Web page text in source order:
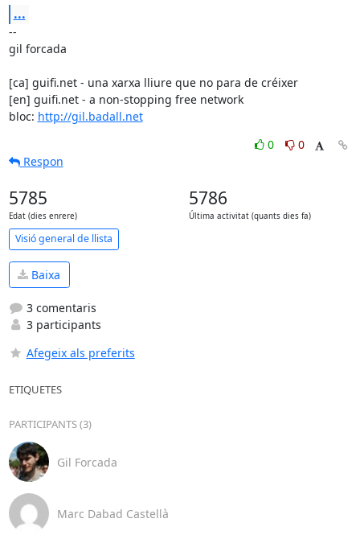
...
--
gil forcada
[ca] guifi.net - una xarxa lliure que no para de créixer
[en] guifi.net - a non-stopping free network
bloc: http://gil.badall.net
0
0
Respon
5785
Edat (dies enrere)
5786
Última activitat (quants dies fa)
Visió general de llista
Baixa
3 comentaris
3 participants
Afegeix als preferits
ETIQUETES
PARTICIPANTS (3)
Gil Forcada
Marc Dabad Castellà